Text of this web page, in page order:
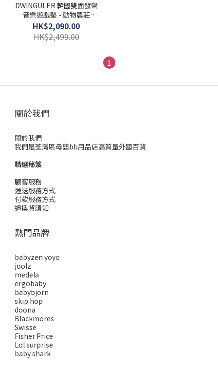
DWINGULER 韓國雙面發聲
音樂遊戲墊 - 動物農莊
(大-2300x1400x15MM) 連點
讀筆
HK$2,090.00
HK$2,499.00
1
關於我們
關於我們
我們是荃灣區母嬰bb用品店高質量外國百貨
精選秘笈
顧客服務
運送服務方式
付款服務方式
退換貨須知
熱門品牌
babyzen yoyo
joolz
medela
ergobaby
babybjorn
skip hop
doona
Blackmores
Swisse
Fisher Price
Lol surprise
baby shark